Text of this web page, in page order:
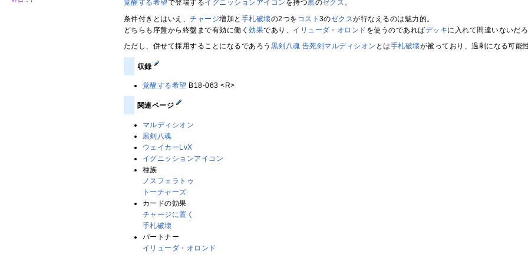
覚醒する希望で登場するイグニッションアイコン を持つ黒のゼクス。
条件付きとはいえ、チャージ増加と 手札破壊の2つを コスト 3のゼクスが行なえるのは魅力的。
どちらも序盤から終盤まで有効に働く効果であり、 イリューダ・オロンド を使うのであればデッキに入れて間違いないだろ
ただし、併せて採用することになるであろう 黒剣八魂 告死剣マルディシオン とは手札破壊が被っており、過剰になる可能
収録
覚醒する希望 B18-063 <R>
関連ページ
マルディシオン
黒剣八魂
ウェイカーLvX
イグニッションアイコン
種族
ノスフェラトゥ
トーチャーズ
カードの効果
チャージに置く
手札破壊
パートナー
イリューダ・オロンド